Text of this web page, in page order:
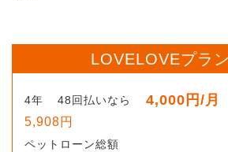
LOVELOVEプラ
4年 48回払いなら 4,000円 /月
5,908円
ペットローン総額